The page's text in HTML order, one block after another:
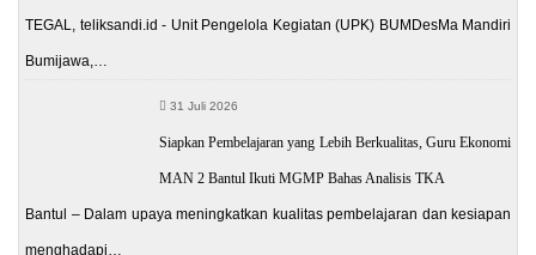
TEGAL, teliksandi.id - Unit Pengelola Kegiatan (UPK) BUMDesMa Mandiri
Bumijawa,…
31 Juli 2026
Siapkan Pembelajaran yang Lebih Berkualitas, Guru Ekonomi
MAN 2 Bantul Ikuti MGMP Bahas Analisis TKA
Bantul – Dalam upaya meningkatkan kualitas pembelajaran dan kesiapan
menghadapi…